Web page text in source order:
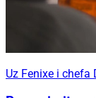
Uz Fenixe i chefa